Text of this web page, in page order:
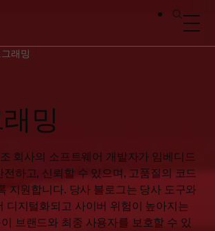
래밍
밍
회사의 소프트웨어 개발자가 임베디드
하고, 신뢰할 수 있으며, 고품질의 코드
지원합니다. 당사 블로그는 당사 도구와
디지털화되고 사이버 위험이 높아지는
브랜드와 최종 사용자를 보호할 수 있